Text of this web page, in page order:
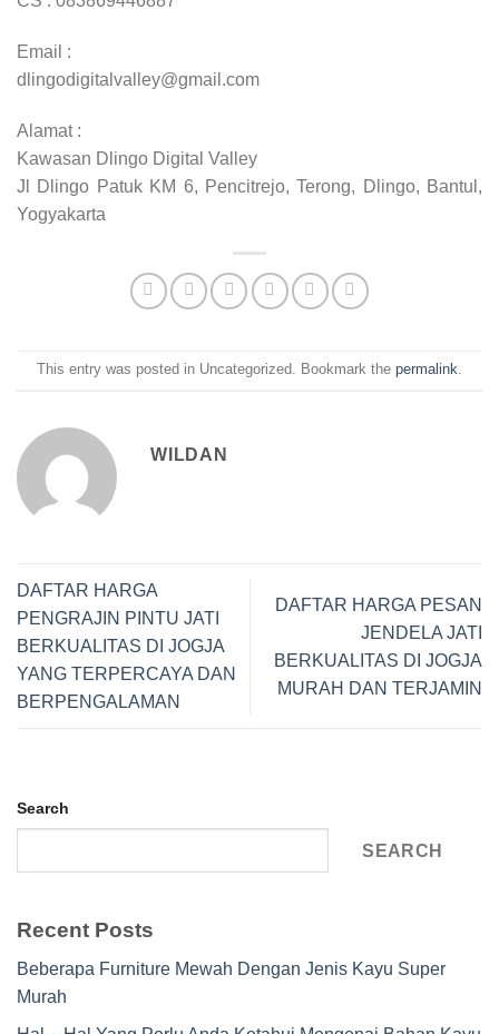
Email :
dlingodigitalvalley@gmail.com
Alamat :
Kawasan Dlingo Digital Valley
Jl Dlingo Patuk KM 6, Pencitrejo, Terong, Dlingo, Bantul,
Yogyakarta
This entry was posted in Uncategorized. Bookmark the permalink.
WILDAN
DAFTAR HARGA
PENGRAJIN PINTU JATI
BERKUALITAS DI JOGJA
YANG TERPERCAYA DAN
BERPENGALAMAN
DAFTAR HARGA PESAN
JENDELA JATI
BERKUALITAS DI JOGJA
MURAH DAN TERJAMIN
Search
SEARCH
Recent Posts
Beberapa Furniture Mewah Dengan Jenis Kayu Super
Murah